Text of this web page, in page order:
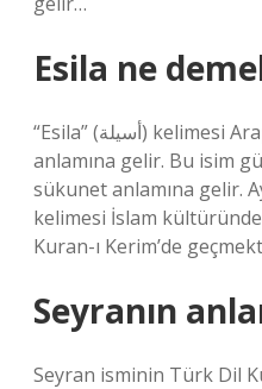
Esila ne
“Esila” (أسيلة) kelimesi Arapçada “akşam vakti”
anlamına gelir. Bu isim
sükunet anlamına gelir.
kelimesi İslam
Kuran-ı Kerim’de
Seyranın
Seyran isminin Türk Dil